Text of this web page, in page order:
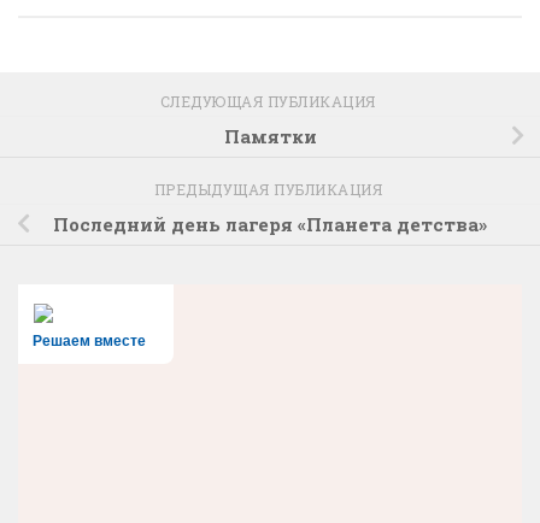
СЛЕДУЮЩАЯ ПУБЛИКАЦИЯ
Памятки
ПРЕДЫДУЩАЯ ПУБЛИКАЦИЯ
Последний день лагеря «Планета детства»
Решаем вместе